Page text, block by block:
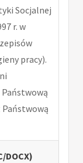
Socjalnej
r. w
pracy).
Państwową
DOCX)